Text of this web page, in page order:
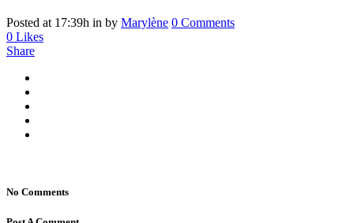
Posted at 17:39h in by Marylène 0 Comments
0 Likes
Share
No Comments